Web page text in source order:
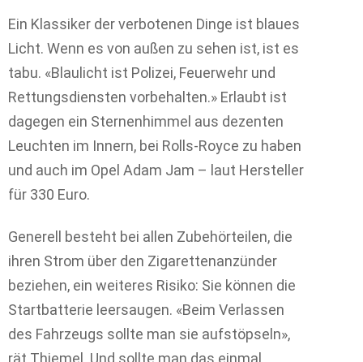
Ein Klassiker der verbotenen Dinge ist blaues
Licht. Wenn es von außen zu sehen ist, ist es
tabu. «Blaulicht ist Polizei, Feuerwehr und
Rettungsdiensten vorbehalten.» Erlaubt ist
dagegen ein Sternenhimmel aus dezenten
Leuchten im Innern, bei Rolls-Royce zu haben
und auch im Opel Adam Jam – laut Hersteller
für 330 Euro.
Generell besteht bei allen Zubehörteilen, die
ihren Strom über den Zigarettenanzünder
beziehen, ein weiteres Risiko: Sie können die
Startbatterie leersaugen. «Beim Verlassen
des Fahrzeugs sollte man sie aufstöpseln»,
rät Thiemel. Und sollte man das einmal